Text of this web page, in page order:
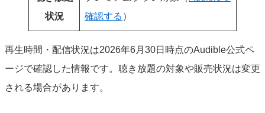
状況
確認する ）
再生時間・配信状況は2026年6月30日時点のAudible公式ペ
ージで確認した情報です。聴き放題の対象や販売状況は変更
される場合があります。